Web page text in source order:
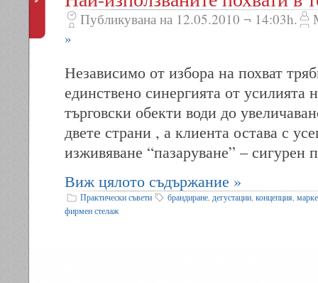
Публикувана на 12.05.2010 ¬ 14:03h.
»
Независимо от избора на похват
единствено синергията от усилията
търговски обекти води до
двете страни , а клиента остава с
изживяване “пазаруване” – сигурен
Виж цялото съдържание »
Практически съвети брандиране, дегустации, концепция,
фирмен стелаж